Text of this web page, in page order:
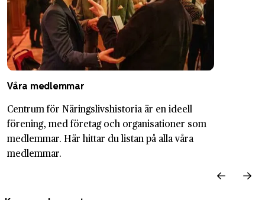
Våra medlemmar
Centrum för Näringslivshistoria är en ideell
förening, med företag och organisationer som
medlemmar. Här hittar du listan på alla våra
medlemmar.